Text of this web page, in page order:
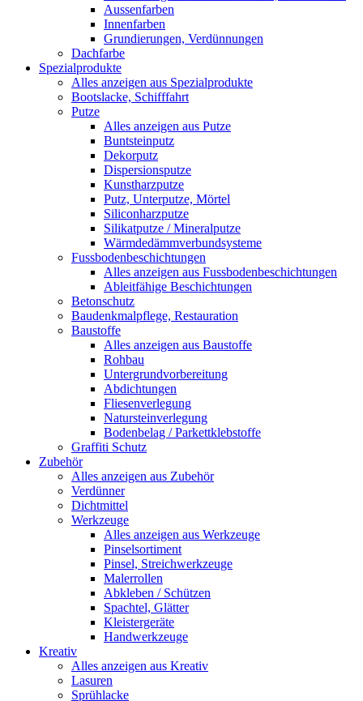
Aussenfarben
Innenfarben
Grundierungen, Verdünnungen
Dachfarbe
Spezialprodukte
Alles anzeigen aus Spezialprodukte
Bootslacke, Schifffahrt
Putze
Alles anzeigen aus Putze
Buntsteinputz
Dekorputz
Dispersionsputze
Kunstharzputze
Putz, Unterputze, Mörtel
Siliconharzputze
Silikatputze / Mineralputze
Wärmdedämmverbundsysteme
Fussbodenbeschichtungen
Alles anzeigen aus Fussbodenbeschichtungen
Ableitfähige Beschichtungen
Betonschutz
Baudenkmalpflege, Restauration
Baustoffe
Alles anzeigen aus Baustoffe
Rohbau
Untergrundvorbereitung
Abdichtungen
Fliesenverlegung
Natursteinverlegung
Bodenbelag / Parkettklebstoffe
Graffiti Schutz
Zubehör
Alles anzeigen aus Zubehör
Verdünner
Dichtmittel
Werkzeuge
Alles anzeigen aus Werkzeuge
Pinselsortiment
Pinsel, Streichwerkzeuge
Malerrollen
Abkleben / Schützen
Spachtel, Glätter
Kleistergeräte
Handwerkzeuge
Kreativ
Alles anzeigen aus Kreativ
Lasuren
Sprühlacke